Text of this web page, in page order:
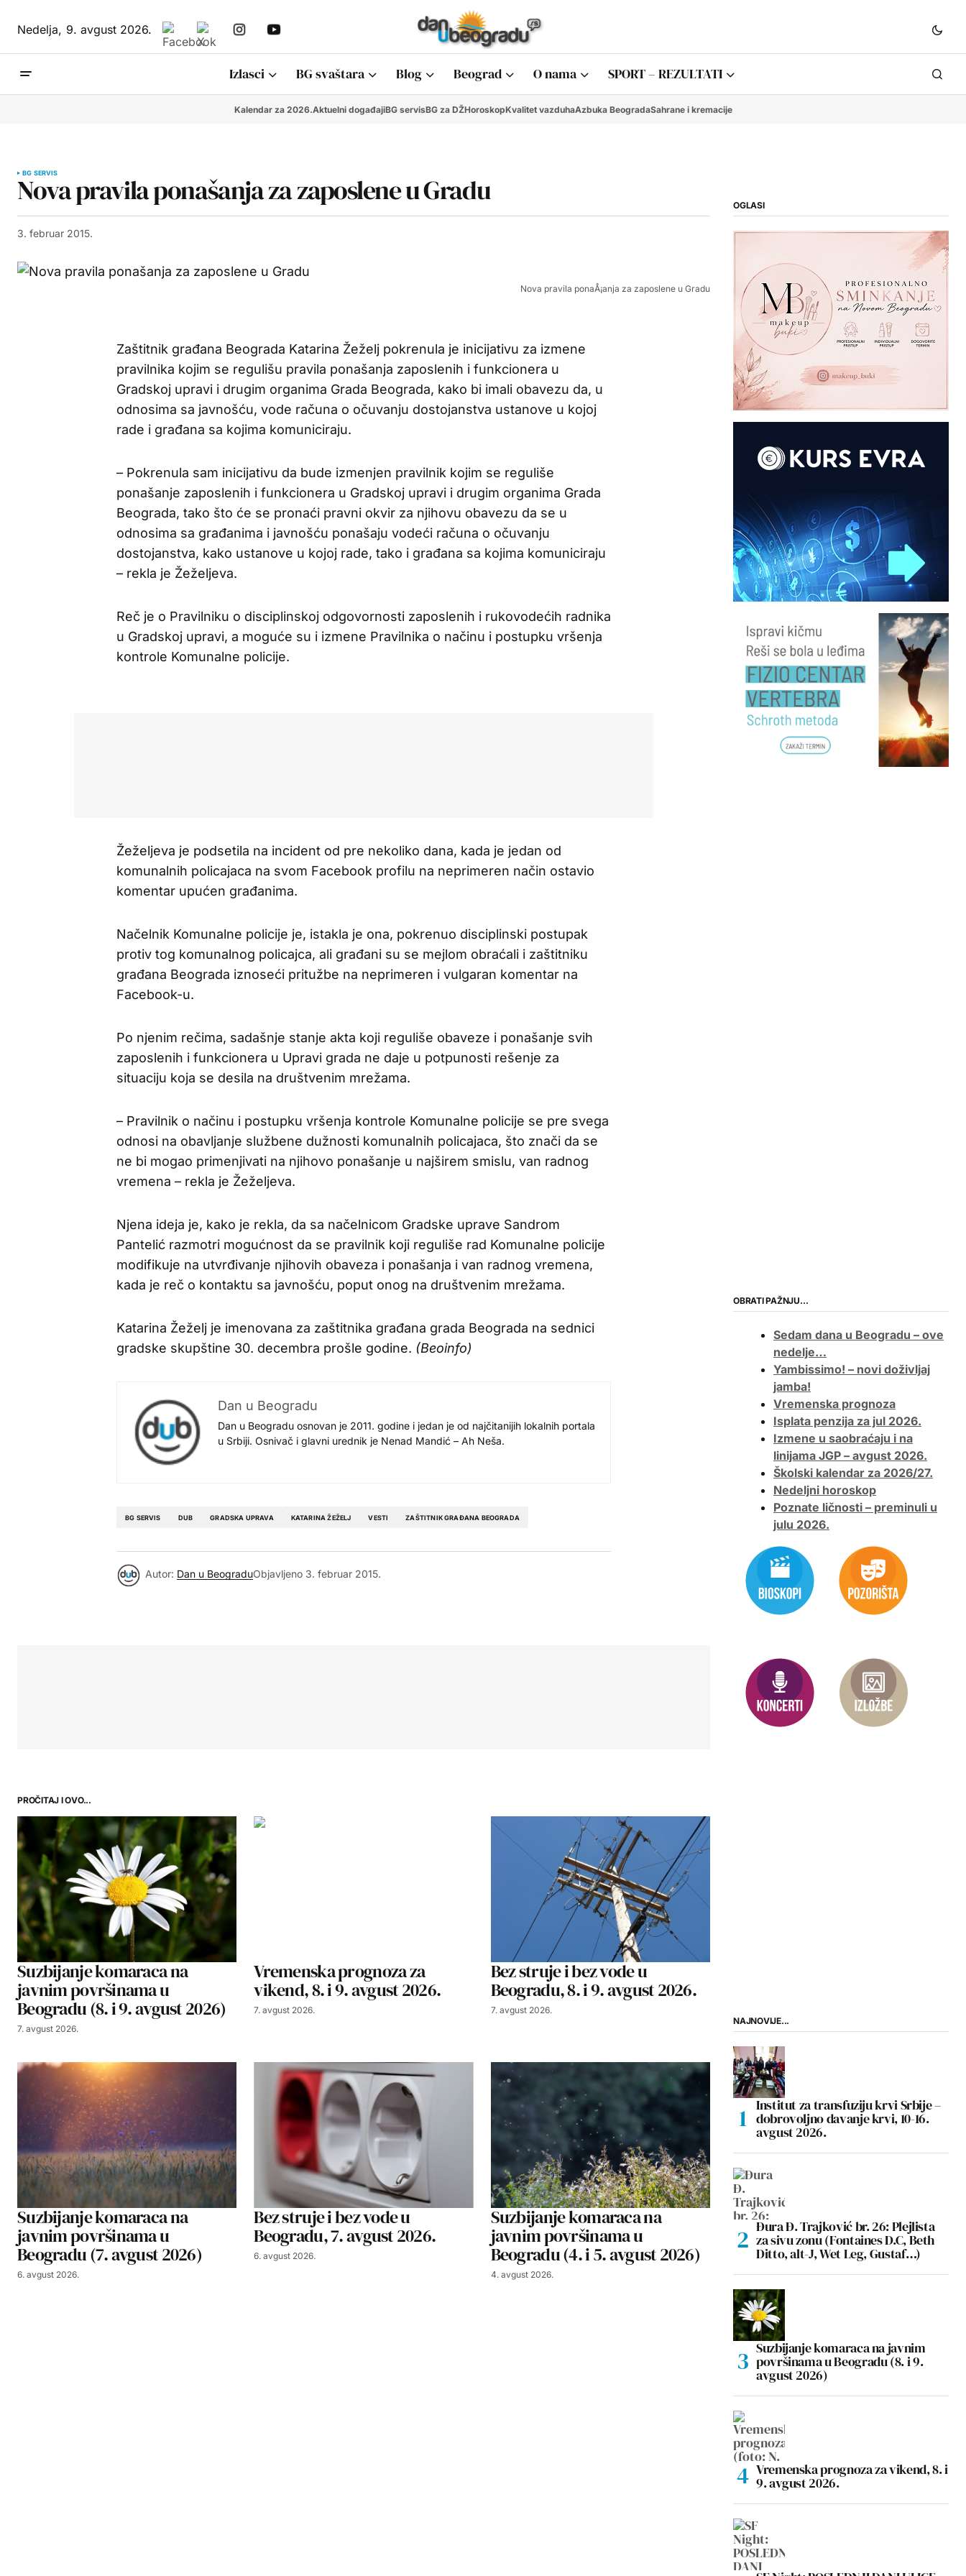
Nedelja,9. avgust 2026.
Izlasci BG svaštara Blog Beograd O nama SPORT – REZULTATI
Kalendar za 2026.Aktuelni događajiBG servisBG za DŽHoroskopKvalitet vazduhaAzbuka BeogradaSahrane i kremacije
BG SERVIS
Nova pravila ponašanja za zaposlene u Gradu
3. februar 2015.
Nova pravila ponaÅ¡anja za zaposlene u Gradu
Zaštitnik građana Beograda Katarina Žeželj pokrenula je inicijativu za izmene
pravilnika kojim se regulišu pravila ponašanja zaposlenih i funkcionera u
Gradskoj upravi i drugim organima Grada Beograda, kako bi imali obavezu da, u
odnosima sa javnošću, vode računa o očuvanju dostojanstva ustanove u kojoj
rade i građana sa kojima komuniciraju.
– Pokrenula sam inicijativu da bude izmenjen pravilnik kojim se reguliše
ponašanje zaposlenih i funkcionera u Gradskoj upravi i drugim organima Grada
Beograda, tako što će se pronaći pravni okvir za njihovu obavezu da se u
odnosima sa građanima i javnošću ponašaju vodeći računa o očuvanju
dostojanstva, kako ustanove u kojoj rade, tako i građana sa kojima komuniciraju
– rekla je Žeželjeva.
Reč je o Pravilniku o disciplinskoj odgovornosti zaposlenih i rukovodećih radnika
u Gradskoj upravi, a moguće su i izmene Pravilnika o načinu i postupku vršenja
kontrole Komunalne policije.
Žeželjeva je podsetila na incident od pre nekoliko dana, kada je jedan od
komunalnih policajaca na svom Facebook profilu na neprimeren način ostavio
komentar upućen građanima.
Načelnik Komunalne policije je, istakla je ona, pokrenuo disciplinski postupak
protiv tog komunalnog policajca, ali građani su se mejlom obraćali i zaštitniku
građana Beograda iznoseći pritužbe na neprimeren i vulgaran komentar na
Facebook-u.
Po njenim rečima, sadašnje stanje akta koji reguliše obaveze i ponašanje svih
zaposlenih i funkcionera u Upravi grada ne daje u potpunosti rešenje za
situaciju koja se desila na društvenim mrežama.
– Pravilnik o načinu i postupku vršenja kontrole Komunalne policije se pre svega
odnosi na obavljanje službene dužnosti komunalnih policajaca, što znači da se
ne bi mogao primenjivati na njihovo ponašanje u najširem smislu, van radnog
vremena – rekla je Žeželjeva.
Njena ideja je, kako je rekla, da sa načelnicom Gradske uprave Sandrom
Pantelić razmotri mogućnost da se pravilnik koji reguliše rad Komunalne policije
modifikuje na utvrđivanje njihovih obaveza i ponašanja i van radnog vremena,
kada je reč o kontaktu sa javnošću, poput onog na društvenim mrežama.
Katarina Žeželj je imenovana za zaštitnika građana grada Beograda na sednici
gradske skupštine 30. decembra prošle godine. (Beoinfo)
Dan u Beogradu
Dan u Beogradu osnovan je 2011. godine i jedan je od najčitanijih lokalnih portala
u Srbiji. Osnivač i glavni urednik je Nenad Mandić – Ah Neša.
BG SERVIS DUB GRADSKA UPRAVA KATARINA ŽEŽELJ VESTI ZAŠTITNIK GRAĐANA BEOGRADA
Autor: Dan u BeograduObjavljeno 3. februar 2015.
PROČITAJ I OVO...
Suzbijanje komaraca na
javnim površinama u
Beogradu (8. i 9. avgust 2026)
7. avgust 2026.
Vremenska prognoza za
vikend, 8. i 9. avgust 2026.
7. avgust 2026.
Bez struje i bez vode u
Beogradu, 8. i 9. avgust 2026.
7. avgust 2026.
Suzbijanje komaraca na
javnim površinama u
Beogradu (7. avgust 2026)
6. avgust 2026.
Bez struje i bez vode u
Beogradu, 7. avgust 2026.
6. avgust 2026.
Suzbijanje komaraca na
javnim površinama u
Beogradu (4. i 5. avgust 2026)
4. avgust 2026.
OGLASI
OBRATI PAŽNJU…
Sedam dana u Beogradu – ove
nedelje…
Yambissimo! – novi doživljaj
jamba!
Vremenska prognoza
Isplata penzija za jul 2026.
Izmene u saobraćaju i na
linijama JGP – avgust 2026.
Školski kalendar za 2026/27.
Nedeljni horoskop
Poznate ličnosti – preminuli u
julu 2026.
NAJNOVIJE...
Institut za transfuziju krvi Srbije –
dobrovoljno davanje krvi, 10-16.
avgust 2026.
Đura Đ. Trajković br. 26: Plejlista
za sivu zonu (Fontaines D.C, Beth
Ditto, alt-J, Wet Leg, Gustaf…)
Suzbijanje komaraca na javnim
površinama u Beogradu (8. i 9.
avgust 2026)
Vremenska prognoza za vikend, 8. i
9. avgust 2026.